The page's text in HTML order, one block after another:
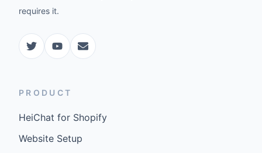
requires it.
PRODUCT
HeiChat for Shopify
Website Setup